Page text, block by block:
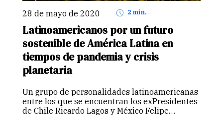
28 de mayo de 2020 2 min.
Latinoamericanos por un futuro
sostenible de América Latina en
tiempos de pandemia y crisis
planetaria
Un grupo de personalidades latinoamericanas
entre los que se encuentran los exPresidentes
de Chile Ricardo Lagos y México Felipe